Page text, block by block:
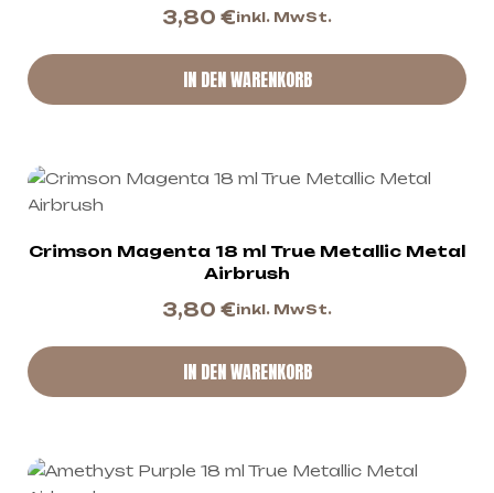
3,80 €inkl. MwSt.
IN DEN WARENKORB
Crimson Magenta 18 ml True Metallic Metal
Airbrush
3,80 €inkl. MwSt.
IN DEN WARENKORB